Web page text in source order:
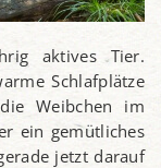
aktives Tier.
Schlafplätze
Weibchen im
ein gemütliches
jetzt darauf